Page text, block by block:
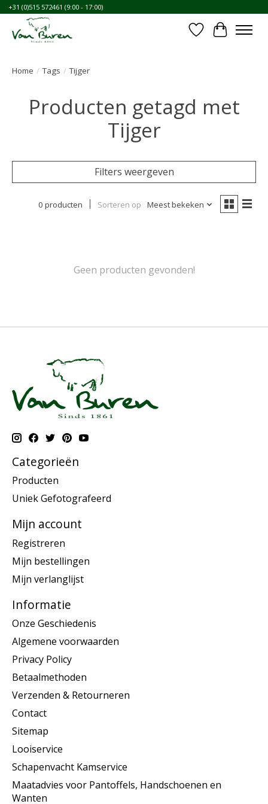
+31 (0)515 572461 (9:00 - 17:00)
Verlanglijst
Home / Tags / Tijger
Producten getagd met
Tijger
Filters weergeven
0 producten Sorteren op Meest bekeken
Geen producten gevonden!
Categorieën
Producten
Uniek Gefotografeerd
Mijn account
Registreren
Mijn bestellingen
Mijn verlanglijst
Informatie
Onze Geschiedenis
Algemene voorwaarden
Privacy Policy
Betaalmethoden
Verzenden & Retourneren
Contact
Sitemap
Looiservice
Schapenvacht Kamservice
Maatadvies voor Pantoffels, Handschoenen en
Wanten